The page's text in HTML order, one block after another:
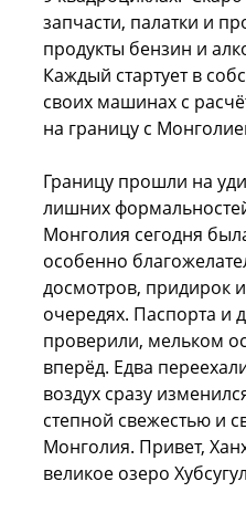
запчасти, палатки и
продукты бензин и
Каждый стартует в
своих машинах с
на границу с
Границу прошли на
лишних
Монголия сегодня
особенно
досмотров, придирок
очередях. Паспорта и
проверили, мельком
вперёд. Едва
воздух сразу
степной свежестью и
Монголия. Привет,
великое озеро